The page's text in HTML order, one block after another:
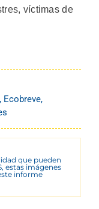
víctimas de
, Ecobreve,
que pueden
estas imágenes
informe